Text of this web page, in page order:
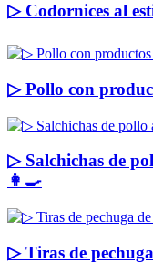
▷ Codornices al
▷ Pollo con
▷ Salchichas de
👩‍🍳
▷ Tiras de